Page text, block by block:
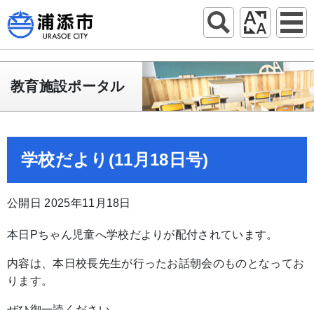
教育施設ポータル
学校だより(11月18日号)
公開日 2025年11月18日
本日Pちゃん児童へ学校だよりが配付されています。
内容は、本日校長先生が行ったお話朝会のものとなってお
ります。